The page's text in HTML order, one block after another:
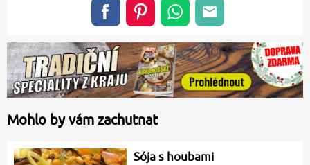
Mohlo by vám zachutnat
Sója s houbami